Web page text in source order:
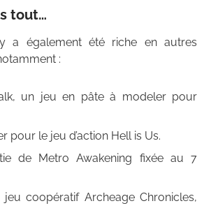
tout…
a également été riche en autres
:
un jeu en pâte à modeler pour
pour le jeu d’action Hell is Us.
de Metro Awakening fixée au 7
coopératif Archeage Chronicles,